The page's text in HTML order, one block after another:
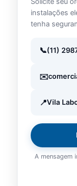
instalações
tenha
(11)
Vila
A mensagem